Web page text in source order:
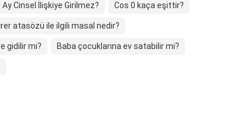
Ay Cinsel İlişkiye Girilmez? Cos 0 kaça eşittir?
atasözü ile ilgili masal nedir?
gidilir mi? Baba çocuklarına ev satabilir mi?